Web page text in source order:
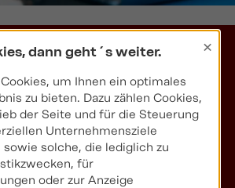
dann geht´s weiter. ×
um Ihnen ein optimales
zu bieten. Dazu zählen Cookies,
der Seite und für die Steuerung
Unternehmensziele
solche, die lediglich zu
für
oder zur Anzeige